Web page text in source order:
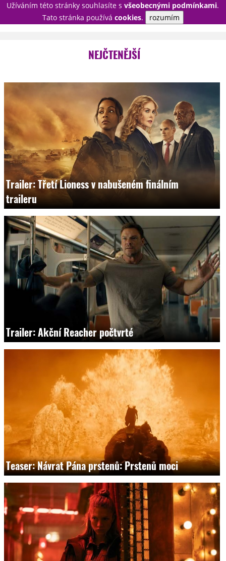
Užíváním této stránky souhlasíte svšeobecnými podmínkami.
Tato stránka používá cookies. rozumím
PŘIHLÁSIT
RECENZE
EPIZODY
TRAILERY
GALERIE
DISKUZE
STATISTIKY
TIRÁŽ
NEJČTENĚJŠÍ
Trailer: Třetí Lioness v nabušeném finálním
traileru
Trailer: Akční Reacher počtvrté
Teaser: Návrat Pána prstenů: Prstenů moci